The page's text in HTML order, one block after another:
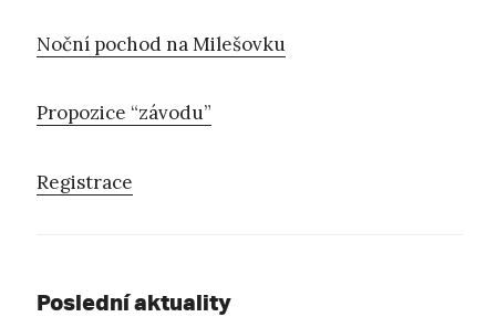
Noční pochod na Milešovku
Propozice “závodu”
Registrace
Poslední aktuality